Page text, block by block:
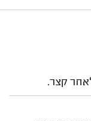
קצר.